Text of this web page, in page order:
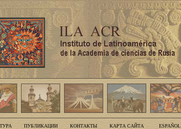
ПУБЛИКАЦИИ КОНТАКТЫ КАРТА САЙТА ESPAÑOL